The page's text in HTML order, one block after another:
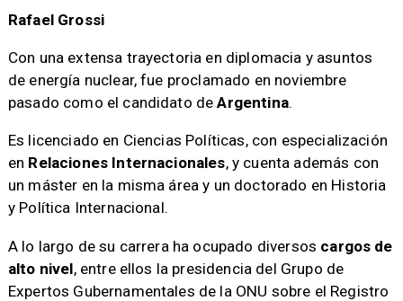
Rafael Grossi
Con una extensa trayectoria en diplomacia y asuntos
de energía nuclear, fue proclamado en noviembre
pasado como el candidato deArgentina.
Es licenciado en Ciencias Políticas, con especialización
en Relaciones Internacionales, y cuenta además con
un máster en la misma área y un doctorado en Historia
y Política Internacional.
A lo largo de su carrera ha ocupado diversos cargos de
alto nivel, entre ellos la presidencia del Grupo de
Expertos Gubernamentales de la ONU sobre el Registro